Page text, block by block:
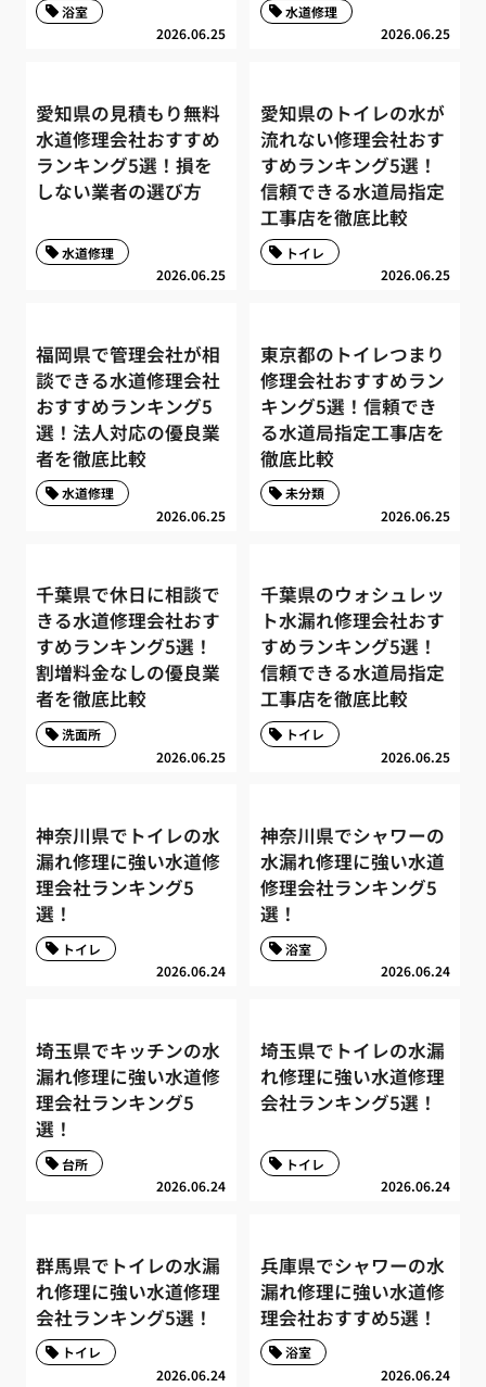
2026.06.25
浴室
2026.06.25
水道修理
愛知県の見積もり無料
水道修理会社おすすめ
ランキング5選！損を
しない業者の選び方
2026.06.25
水道修理
愛知県のトイレの水が
流れない修理会社おす
すめランキング5選！
信頼できる水道局指定
工事店を徹底比較
2026.06.25
トイレ
福岡県で管理会社が相
談できる水道修理会社
おすすめランキング5
選！法人対応の優良業
者を徹底比較
2026.06.25
水道修理
東京都のトイレつまり
修理会社おすすめラン
キング5選！信頼でき
る水道局指定工事店を
徹底比較
2026.06.25
未分類
千葉県で休日に相談で
きる水道修理会社おす
すめランキング5選！
割増料金なしの優良業
者を徹底比較
2026.06.25
洗面所
千葉県のウォシュレッ
ト水漏れ修理会社おす
すめランキング5選！
信頼できる水道局指定
工事店を徹底比較
2026.06.25
トイレ
神奈川県でトイレの水
漏れ修理に強い水道修
理会社ランキング5
選！
2026.06.24
トイレ
神奈川県でシャワーの
水漏れ修理に強い水道
修理会社ランキング5
選！
2026.06.24
浴室
埼玉県でキッチンの水
漏れ修理に強い水道修
理会社ランキング5
選！
2026.06.24
台所
埼玉県でトイレの水漏
れ修理に強い水道修理
会社ランキング5選！
2026.06.24
トイレ
群馬県でトイレの水漏
れ修理に強い水道修理
会社ランキング5選！
2026.06.24
トイレ
兵庫県でシャワーの水
漏れ修理に強い水道修
理会社おすすめ5選！
2026.06.24
浴室